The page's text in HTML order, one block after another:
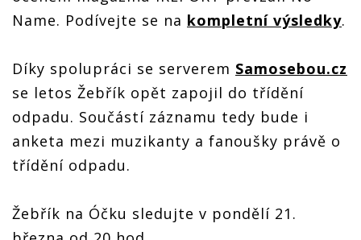
Name. Podívejte se na kompletní výsledky.
Díky spolupráci se serverem Samosebou.cz
se letos Žebřík opět zapojil do třídění
odpadu. Součástí záznamu tedy bude i
anketa mezi muzikanty a fanoušky právě o
třídění odpadu.
Žebřík na Óčku sledujte v pondělí 21.